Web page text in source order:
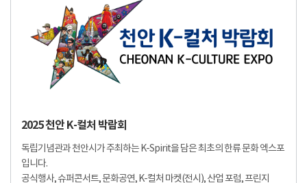
2025 천안 K-컬처 박람회
독립기념관과 천안시가 주최하는 K-Spirit을 담은 최초의 한류 문화 엑스포
입니다.
공식행사, 슈퍼콘서트, 문화공연, K-컬처 마켓(전시), 산업 포럼, 프린지